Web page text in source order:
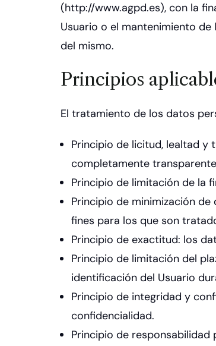
(http://www.agpd.es), con la
Usuario o el mantenimiento
del mismo.
Principios
El tratamiento de los datos
Principio de licitud, lealtad y
completamente
Principio de limitación de la
Principio de minimización
fines para los que son
Principio de exactitud: los
Principio de limitación del
identificación del Usuario
Principio de integridad y
confidencialidad.
Principio de